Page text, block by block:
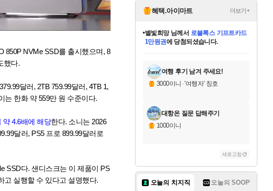
850P NVMe SSD를 출시했으며, 8
했다.
달러, 2TB 759.99달러, 4TB 1,
는 한화 약 559만 원 수준이다.
약 4.6배에 해당한다. 소니는 2026
달러, PS5 프로 899.99달러로
SSD다. 샌디스크는 이 제품이 PS
고 실행할 수 있다고 설명했다.
혜택.아이마트 더보기+
교환.
당첨되셨습니다.
당첨되셨습니다.
당첨되셨습니다.
별빛희망님께서 로블록스 기프트카드
1만원권에 당첨되셨습니다.
당첨되셨습니다.
당첨되셨습니다.
당첨되셨습니다.
당첨되셨습니다.
에디션 (스팀코드) 를 교환.
당첨되셨습니다.
여행 후기 남겨 주세요!
3000이니 ·'여행자' 칭호
대항온 질문 답해주기
1000이니
새로고침
오늘의 치지직 오늘의 SOOP